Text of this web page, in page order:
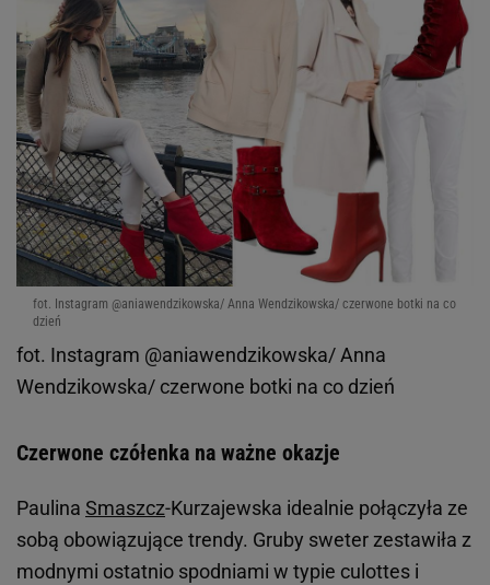
fot. Instagram @aniawendzikowska/ Anna Wendzikowska/ czerwone botki na co
dzień
fot. Instagram @aniawendzikowska/ Anna
Wendzikowska/ czerwone botki na co dzień
Czerwone czółenka na ważne okazje
Paulina Smaszcz-Kurzajewska idealnie połączyła ze
sobą obowiązujące trendy. Gruby sweter zestawiła z
modnymi ostatnio spodniami w typie culottes i